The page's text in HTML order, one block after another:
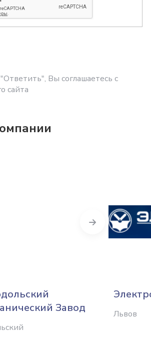
Вы соглашаетесь с
сайта
Завод
Львов
Next